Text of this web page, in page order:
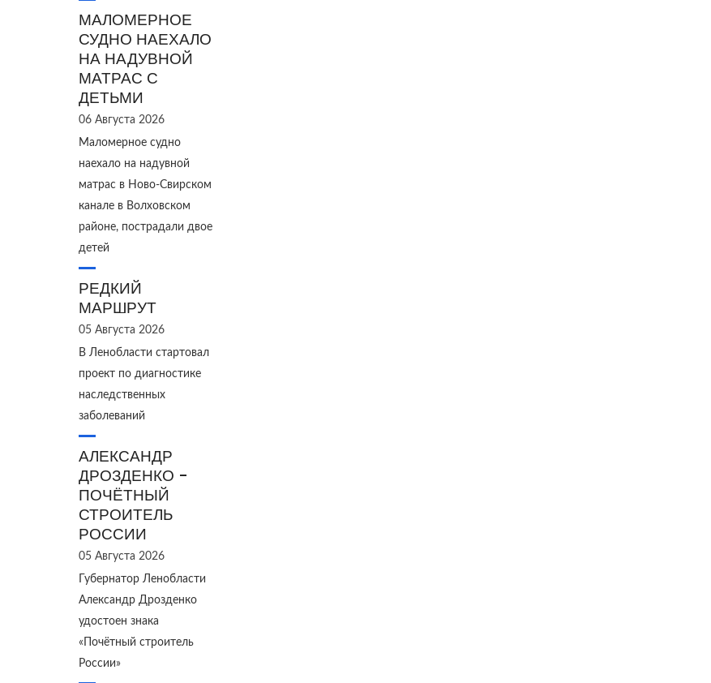
МАЛОМЕРНОЕ
СУДНО НАЕХАЛО
НА НАДУВНОЙ
МАТРАС С
ДЕТЬМИ
06 Августа 2026
Маломерное судно
наехало на надувной
матрас в Ново‑Свирском
канале в Волховском
районе, пострадали двое
детей
РЕДКИЙ
МАРШРУТ
05 Августа 2026
В Ленобласти стартовал
проект по диагностике
наследственных
заболеваний
АЛЕКСАНДР
ДРОЗДЕНКО -
ПОЧЁТНЫЙ
СТРОИТЕЛЬ
РОССИИ
05 Августа 2026
Губернатор Ленобласти
Александр Дрозденко
удостоен знака
«Почётный строитель
России»